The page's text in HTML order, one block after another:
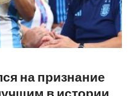
на признание
в истории